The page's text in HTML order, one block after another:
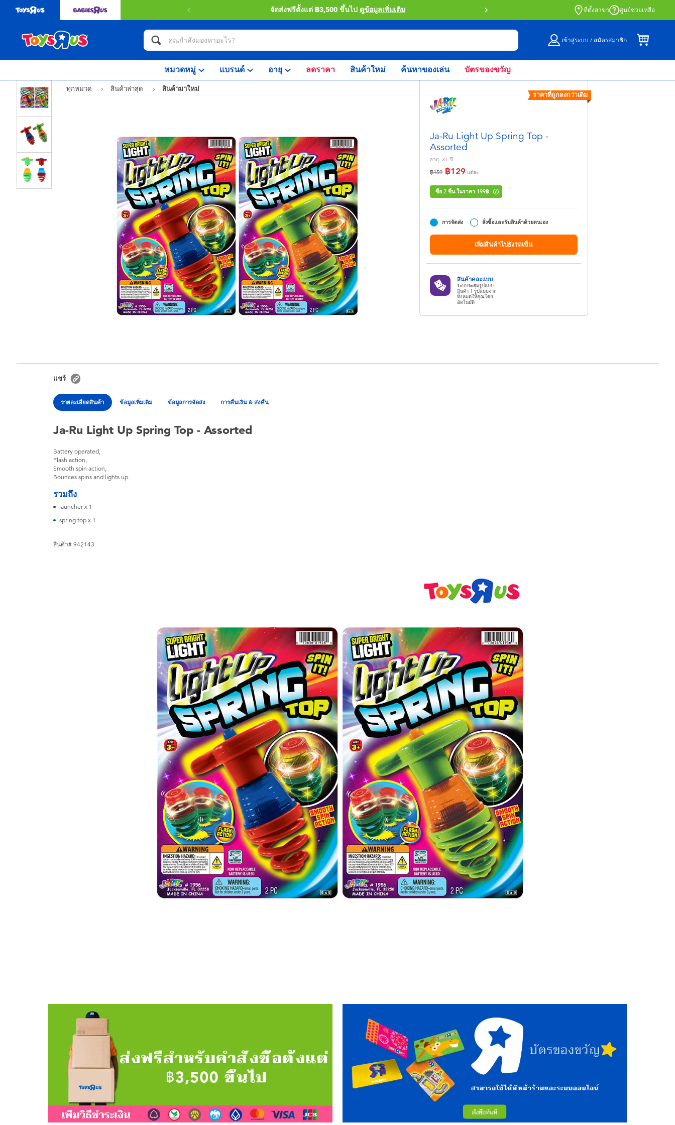
จัดส่งฟรีตั้งแต่ ฿3,500 ขึ้นไป ดูข้อมูลเพิ่มเติม สั่งซื้อออนไลน์และรับที่หน้าร้านด้วย Click
ที่ตั้งสาขา ศูนย์ช่วยเหลือ
เข้าสู่ระบบ / สมัครสมาชิก
หมวดหมู่ แบรนด์ อายุ ลดราคา สินค้าใหม่ ค้นหาของเล่น บัตรของขวัญ
ทุกหมวด สินค้าล่าสุด
สินค้ามาใหม่
ราคาที่ถูกลงกว่าเดิม
Ja-Ru Light Up Spring Top -
Assorted
อายุ: 3+ ปี
ลดราคาจาก
฿159ถึง฿129 แต่ละ
ซื้อ 2 ชิ้น ในราคา 199฿
การจัดส่ง สั่งซื้อและรับสินค้าด้วยตนเอง
เพิ่มสินค้าไปยังรถเข็น
สินค้าคละแบบ
ระบบจะสุ่มรูปแบบ
สินค้า 1 รูปแบบจาก
ทั้งหมดให้คุณโดย
อัตโนมัติ
แชร์
รายละเอียดสินค้า ข้อมูลเพิ่มเติม ข้อมูลการจัดส่ง การคืนเงิน & ส่งคืน
Ja-Ru Light Up Spring Top - Assorted
Battery operated,
Flash action,
Smooth spin action,
Bounces spins and lights up.
รวมถึง
launcher x 1
spring top x 1
สินค้า# 942143